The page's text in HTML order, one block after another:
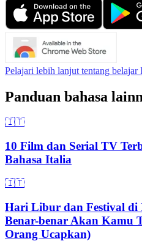
Pelajari lebih lanjut tentang
Panduan bahasa
🇮🇹
10 Film dan Serial TV
Bahasa Italia
🇮🇹
Hari Libur dan Festival di
Benar-benar Akan Kamu
Orang Ucapkan)